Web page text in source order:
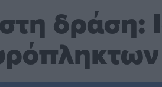
δράση: